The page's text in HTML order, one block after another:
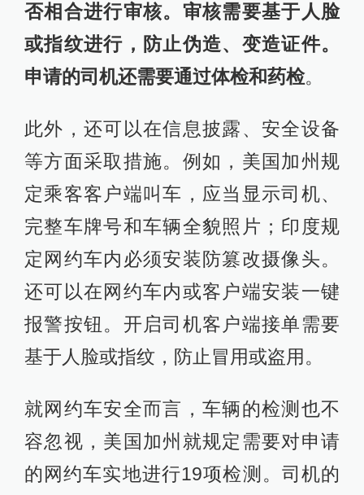
否相合进行审核。审核需要基于人脸
或指纹进行，防止伪造、变造证件。
申请的司机还需要通过体检和药检。
此外，还可以在信息披露、安全设备
等方面采取措施。例如，美国加州规
定乘客客户端叫车，应当显示司机、
完整车牌号和车辆全貌照片；印度规
定网约车内必须安装防篡改摄像头。
还可以在网约车内或客户端安装一键
报警按钮。开启司机客户端接单需要
基于人脸或指纹，防止冒用或盗用。
就网约车安全而言，车辆的检测也不
容忽视，美国加州就规定需要对申请
的网约车实地进行19项检测。司机的